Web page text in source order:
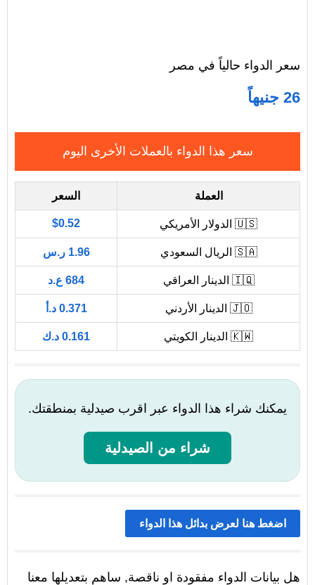
سعر الدواء حالياً في مصر
26 جنيهاً
سعر هذا الدواء بالعملات الأخرى اليوم
العملة السعر
🇺🇸 الدولار الأمريكي $0.52
🇸🇦 الريال السعودي 1.96 ر.س
🇮🇶 الدينار العراقي 684 ع.د
🇯🇴 الدينار الأردني 0.371 د.أ
🇰🇼 الدينار الكويتي 0.161 د.ك
يمكنك شراء هذا الدواء عبر اقرب صيدلية بمنطقتك.
شراء من الصيدلية
اضغط هنا لعرض بدائل هذا الدواء
هل بيانات الدواء مفقودة او ناقصة, ساهم بتعديلها معنا